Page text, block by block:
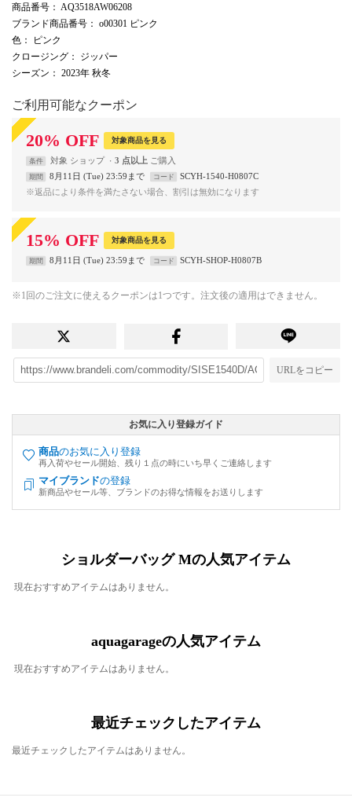
商品番号 ： AQ3518AW06208
ブランド商品番号 ： o00301 ピンク
色 ： ピンク
クロージング ： ジッパー
シーズン ： 2023年 秋冬
ご利用可能なクーポン
20% OFF 対象商品を見る
条件 対象 ショップ 3 点以上
期間 8月11日 (Tue) 23:59まで コード
SCYH-1540-H0807C
※返品により条件を満たさない場合、割引は無効になります
15% OFF 対象商品を見る
期間 8月11日 (Tue) 23:59まで コード SCYH-SHOP-H0807B
※1回のご注文に使えるクーポンは1つです。注文後の適用はできません。
URLをコピー
お気に入り登録ガイド
商品のお気に入り登録
再入荷やセール開始、残り１点の時にいち早くご連絡します
マイブランドの登録
新商品やセール等、ブランドのお得な情報をお送りします
ショルダーバッグ Mの人気アイテム
現在おすすめアイテムはありません。
aquagarageの人気アイテム
現在おすすめアイテムはありません。
最近チェックしたアイテム
最近チェックしたアイテムはありません。